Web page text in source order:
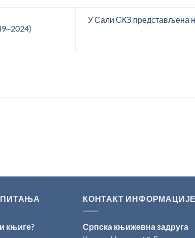
У Сали СКЗ представљена
књиге?
КОНТАКТ ИНФОРМАЦИЈЕ
Српска књижевна задруга